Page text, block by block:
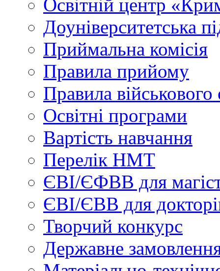
Освітній центр
Доуніверситетська
Приймальна комісія
Правила прийому
Правила військового
Освітні програми
Вартість навчання
Перелік НМТ
ЄВІ/ЄФВВ для
ЄВІ/ЄВВ для
Творчий конкурс
Державне